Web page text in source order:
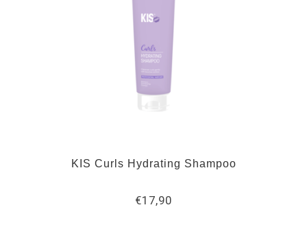
KIS Curls Hydrating Shampoo
€17,90